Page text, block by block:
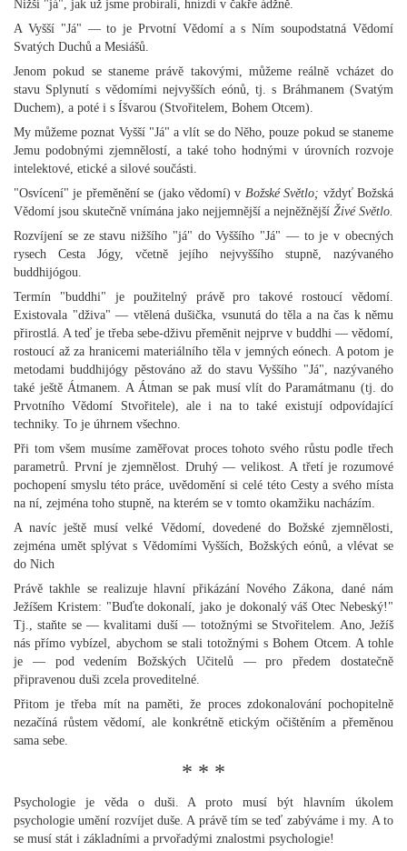
Nižší "já", jak už jsme probírali, hnízdí v čakře ádžně.
A Vyšší "Já" — to je Prvotní Vědomí a s Ním soupodstatná Vědomí
Svatých Duchů a Mesiášů.
Jenom pokud se staneme právě takovými, můžeme reálně vcházet do
stavu Splynutí s vědomími nejvyšších eónů, tj. s Bráhmanem (Svatým
Duchem), a poté i s Íšvarou (Stvořitelem, Bohem Otcem).
My můžeme poznat Vyšší "Já" a vlít se do Něho, pouze pokud se staneme
Jemu podobnými zjemnělostí, a také toho hodnými v úrovních rozvoje
intelektové, etické a silové součásti.
"Osvícení" je přeměnění se (jako vědomí) v Božské Světlo; vždyť Božská
Vědomí jsou skutečně vnímána jako nejjemnější a nejněžnější Živé Světlo.
Rozvíjení se ze stavu nižšího "já" do Vyššího "Já" — to je v obecných
rysech Cesta Jógy, včetně jejího nejvyššího stupně, nazývaného
buddhijógou.
Termín "buddhi" je použitelný právě pro takové rostoucí vědomí.
Existovala "dživa" — vtělená dušička, vsunutá do těla a na čas k němu
přirostlá. A teď je třeba sebe-dživu přeměnit nejprve v buddhi — vědomí,
rostoucí až za hranicemi materiálního těla v jemných eónech. A potom je
metodami buddhijógy pěstováno až do stavu Vyššího "Já", nazývaného
také ještě Átmanem. A Átman se pak musí vlít do Paramátmanu (tj. do
Prvotního Vědomí Stvořitele), ale i na to také existují odpovídající
techniky. To je úhrnem všechno.
Při tom všem musíme zaměřovat proces tohoto svého růstu podle třech
parametrů. První je zjemnělost. Druhý — velikost. A třetí je rozumové
pochopení smyslu této práce, uvědomění si celé této Cesty a svého místa
na ní, zejména toho stupně, na kterém se v tomto okamžiku nacházím.
A navíc ještě musí velké Vědomí, dovedené do Božské zjemnělosti,
zejména umět splývat s Vědomími Vyšších, Božských eónů, a vlévat se
do Nich
Právě takhle se realizuje hlavní přikázání Nového Zákona, dané nám
Ježíšem Kristem: "Buďte dokonalí, jako je dokonalý váš Otec Nebeský!"
Tj., staňte se — kvalitami duší — totožnými se Stvořitelem. Ano, Ježíš
nás přímo vybízel, abychom se stali totožnými s Bohem Otcem. A tohle
je — pod vedením Božských Učitelů — pro předem dostatečně
připravenou duši zcela proveditelné.
Přitom je třeba mít na paměti, že proces zdokonalování pochopitelně
nezačíná růstem vědomí, ale konkrétně etickým očištěním a přeměnou
sama sebe.
* * *
Psychologie je věda o duši. A proto musí být hlavním úkolem
psychologie umění rozvíjet duše. A právě tím se teď zabýváme i my. A to
se musí stát i základními a prvořadými znalostmi psychologie!